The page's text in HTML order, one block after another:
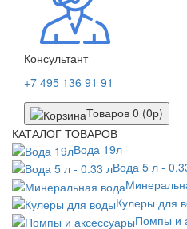
Консультант
+7 495 136 91 91
Товаров 0 (0р)
КАТАЛОГ ТОВАРОВ
Вода 19л
Вода 5 л -
Кулеры для
Помпы и